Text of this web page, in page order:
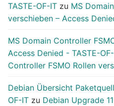
TASTE-OF-IT zu MS
verschieben – Access
MS Domain Controller
Access Denied - TASTE-
Controller FSMO Rollen
Debian Übersicht
OF-IT zu Debian Upgrade